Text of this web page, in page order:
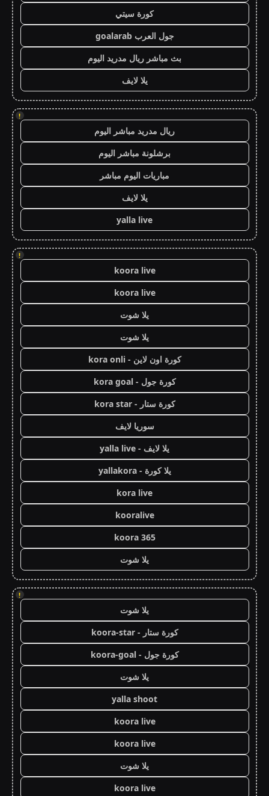
كورة سيتي
جول العرب goalarab
بث مباشر ريال مدريد اليوم
يلا لايف
!
ريال مدريد مباشر اليوم
برشلونة مباشر اليوم
مباريات اليوم مباشر
يلا لايف
yalla live
!
koora live
koora live
يلا شوت
يلا شوت
كورة اون لاين - kora onli
كورة جول - kora goal
كورة ستار - kora star
سوريا لايف
يلا لايف - yalla live
يلا كورة - yallakora
kora live
kooralive
koora 365
يلا شوت
!
يلا شوت
كورة ستار - koora-star
كورة جول - koora-goal
يلا شوت
yalla shoot
koora live
koora live
يلا شوت
koora live